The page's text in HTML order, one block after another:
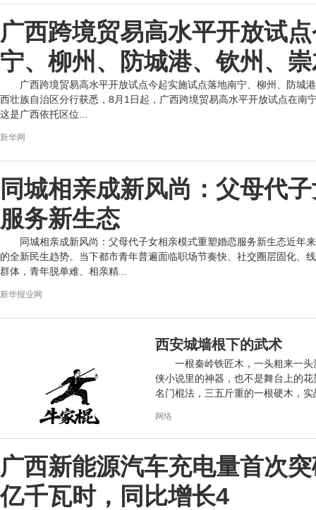
网络
广西跨境贸易高水平开放试
宁、柳州、防城港、钦州、
广西跨境贸易高水平开放试点今起实施试点落地南宁、柳州、防城
西壮族自治区分行获悉，8月1日起，广西跨境贸易高水平开放试点在南
这是广西依托区位...
新华网
同城相亲成新风尚：父母代
服务新生态
同城相亲成新风尚：父母代子女相亲模式重塑婚恋服务新生态近年
的全新民生趋势。当下都市青年普遍面临职场节奏快、社交圈层固化、
群体，青年脱单难、相亲精...
新华报业网
西安城墙根下的武术
一根秦岭铁匠木，一头粗来一
侠小说里的神器，也不是舞台上的
名门棍法，三五斤重的一根硬木，
网络
广西新能源汽车充电量首次
亿千瓦时，同比增长4